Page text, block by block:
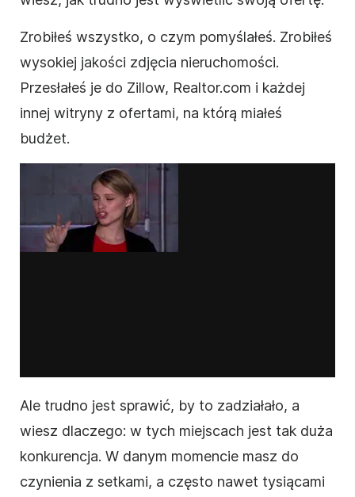
Zrobiłeś wszystko, o czym pomyślałeś. Zrobiłeś
wysokiej jakości zdjęcia nieruchomości.
Przesłałeś je do Zillow, Realtor.com i każdej
innej witryny z ofertami, na którą miałeś
budżet.
Ale trudno jest sprawić, by to zadziałało, a
wiesz dlaczego: w tych miejscach jest tak duża
konkurencja. W danym momencie masz do
czynienia z setkami, a często nawet tysiącami